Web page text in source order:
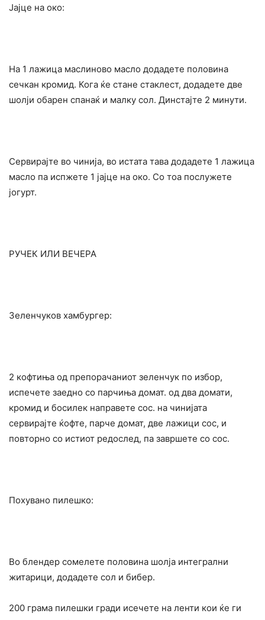
Јајце на око:
На 1 лажица маслиново масло додадете половина
сечкан кромид. Кога ќе стане стаклест, додадете две
шолји обарен спанаќ и малку сол. Динстајте 2 минути.
Сервирајте во чинија, во истата тава додадете 1 лажица
масло па испжете 1 јајце на око. Со тоа послужете
јогурт.
РУЧЕК ИЛИ ВЕЧЕРА
Зеленчуков хамбургер:
2 кофтиња од препорачаниот зеленчук по избор,
испечете заедно со парчиња домат. од два домати,
кромид и босилек направете сос. на чинијата
сервирајте ќофте, парче домат, две лажици сос, и
повторно со истиот редослед, па завршете со сос.
Похувано пилешко:
Во блендер сомелете половина шолја интегрални
житарици, додадете сол и бибер.
200 грама пилешки гради исечете на ленти кои ќе ги